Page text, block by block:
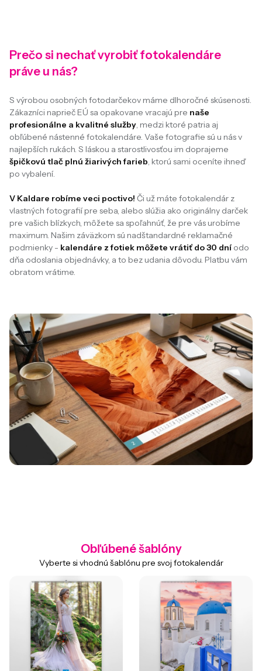
Prečo si nechať vyrobiť fotokalendáre
práve u nás?
S výrobou osobných fotodarčekov máme dlhoročné skúsenosti.
Zákazníci naprieč EÚ sa opakovane vracajú pre naše
profesionálne a kvalitné služby, medzi ktoré patria aj
obľúbené nástenné fotokalendáre. Vaše fotografie sú u nás v
najlepších rukách. S láskou a starostlivosťou im doprajeme
špičkovú tlač plnú žiarivých farieb, ktorú sami oceníte ihneď
po vybalení.
V Kaldare robíme veci poctivo! Či už máte fotokalendár z
vlastných fotografií pre seba, alebo slúžia ako originálny darček
pre vašich blízkych, môžete sa spoľahnúť, že pre vás urobíme
maximum. Našim záväzkom sú nadštandardné reklamačné
podmienky - kalendáre z fotiek môžete vrátiť do 30 dníodo
dňa odoslania objednávky, a to bez udania dôvodu. Platbu vám
obratom vrátime.
Obľúbené šablóny
Vyberte si vhodnú šablónu pre svoj fotokalendár